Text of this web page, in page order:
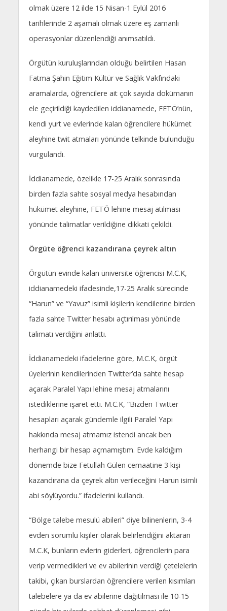
olmak üzere 12 ilde 15 Nisan-1 Eylül 2016
tarihlerinde 2 aşamalı olmak üzere eş zamanlı
operasyonlar düzenlendiği anımsatıldı.
Örgütün kuruluşlarından olduğu belirtilen Hasan
Fatma Şahin Eğitim Kültür ve Sağlık Vakfındaki
aramalarda, öğrencilere ait çok sayıda dokümanın
ele geçirildiği kaydedilen iddianamede, FETÖ’nün,
kendi yurt ve evlerinde kalan öğrencilere hükümet
aleyhine twit atmaları yönünde telkinde bulunduğu
vurgulandı.
İddianamede, özelikle 17-25 Aralık sonrasında
birden fazla sahte sosyal medya hesabından
hükümet aleyhine, FETÖ lehine mesaj atılması
yönünde talimatlar verildiğine dikkati çekildi.
Örgüte öğrenci kazandırana çeyrek altın
Örgütün evinde kalan üniversite öğrencisi M.C.K,
iddianamedeki ifadesinde,17-25 Aralık sürecinde
“Harun” ve “Yavuz” isimli kişilerin kendilerine birden
fazla sahte Twitter hesabı açtırılması yönünde
talimatı verdiğini anlattı.
İddianamedeki ifadelerine göre, M.C.K, örgüt
üyelerinin kendilerinden Twitter’da sahte hesap
açarak Paralel Yapı lehine mesaj atmalarını
istediklerine işaret etti. M.C.K, “Bizden Twitter
hesapları açarak gündemle ilgili Paralel Yapı
hakkında mesaj atmamız istendi ancak ben
herhangi bir hesap açmamıştım. Evde kaldığım
dönemde bize Fetullah Gülen cemaatine 3 kişi
kazandırana da çeyrek altın verileceğini Harun isimli
abi söylüyordu.” ifadelerini kullandı.
“Bölge talebe mesulü abileri” diye bilinenlerin, 3-4
evden sorumlu kişiler olarak belirlendiğini aktaran
M.C.K, bunların evlerin giderleri, öğrencilerin para
verip vermedikleri ve ev abilerinin verdiği çetelelerin
takibi, çıkan burslardan öğrencilere verilen kısımları
talebelere ya da ev abilerine dağıtılması ile 10-15